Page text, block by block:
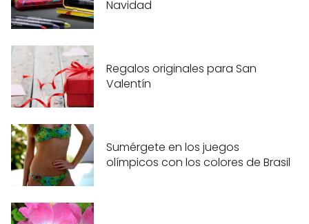
Navidad
Regalos originales para San
Valentín
Sumérgete en los juegos
olímpicos con los colores de Brasil